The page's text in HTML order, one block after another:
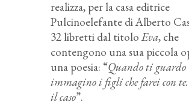
realizza, per la casa editrice
Pulcinoelefante di Alberto
32 libretti dal titoloEva, che
contengono una sua piccola
una poesia: “Quando ti guardo
immagino i figli che farei con
il caso”.